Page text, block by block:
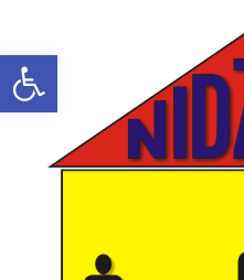
Open toolbar